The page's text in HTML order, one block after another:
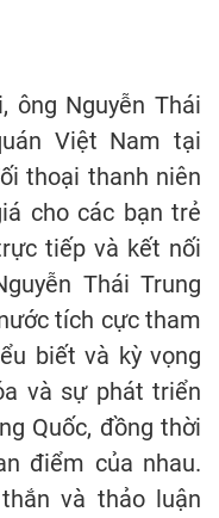
ông Nguyễn Thái
Việt Nam tại
thoại thanh niên
cho các bạn trẻ
tiếp và kết nối
Thái Trung
tích cực tham
biết và kỳ vọng
và sự phát triển
Quốc, đồng thời
điểm của nhau.
và thảo luận